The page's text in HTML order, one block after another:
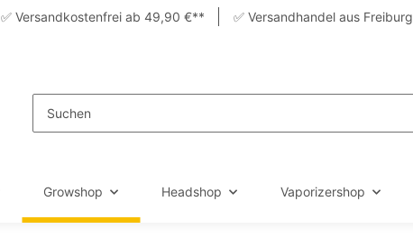
✅ Versandkostenfrei ab 49,90 €** ✅ Versandhandel aus Freiburg
Growshop Headshop Vaporizershop